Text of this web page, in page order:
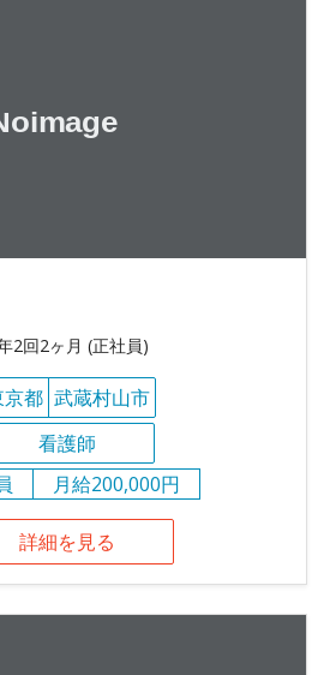
2回2ヶ月 (正社員)
京都 武蔵村山市
看護師
月給200,000円
詳細を見る